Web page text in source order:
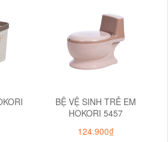
BỆ VỆ SINH TRẺ EM
HOKORI 5457
124.900₫